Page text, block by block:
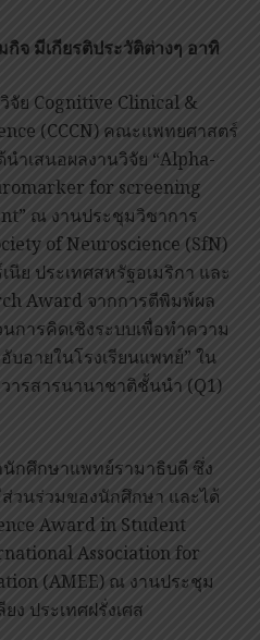
กิจ มีเกียรติประวัติต่างๆ อาทิ
Cognitive Clinical &
(CCCN) คณะแพทยศาสตร์
ำเสนอผลงานวิจัย “Alpha-
for screening
ณ งานประชุมวิชาการ
of Neuroscience (SfN)
นีย ประเทศสหรัฐอเมริกา และ
Award จากการตีพิมพ์ผล
การคิดเชิงระบบเพื่อทำความ
อายในโรงเรียนแพทย์” ใน
ารสารนานาชาติชั้นนำ (Q1)
กศึกษาแพทย์รามาธิบดี ซึ่ง
วนร่วมของนักศึกษา และได้
Award in Student
Association for
(AMEE) ณ งานประชุม
ง ประเทศฝรั่งเศส